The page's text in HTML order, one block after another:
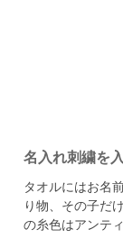
名入れ刺繍を
タオルにはお名
り物、その子だ
の糸色はアンテ